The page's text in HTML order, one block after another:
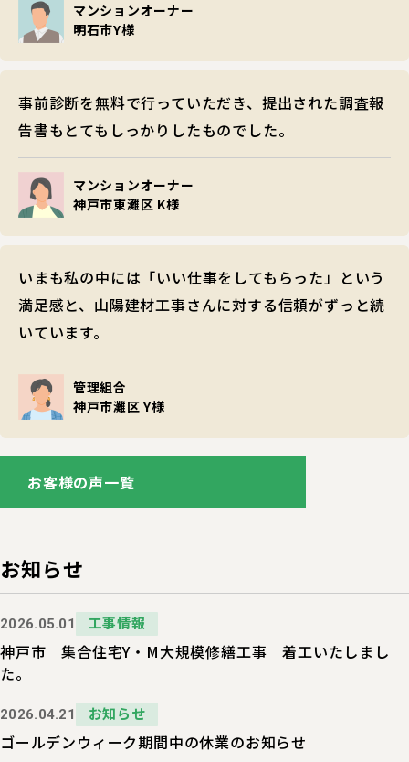
マンションオーナー
明石市Y様
事前診断を無料で行っていただき、提出された調査報
告書もとてもしっかりしたものでした。
マンションオーナー
神戸市東灘区 K様
いまも私の中には「いい仕事をしてもらった」という
満足感と、山陽建材工事さんに対する信頼がずっと続
いています。
管理組合
神戸市灘区 Y様
お客様の声一覧
お知らせ
2026.05.01 工事情報
神戸市 集合住宅Y・M大規模修繕工事 着工いたしまし
た。
2026.04.21 お知らせ
ゴールデンウィーク期間中の休業のお知らせ